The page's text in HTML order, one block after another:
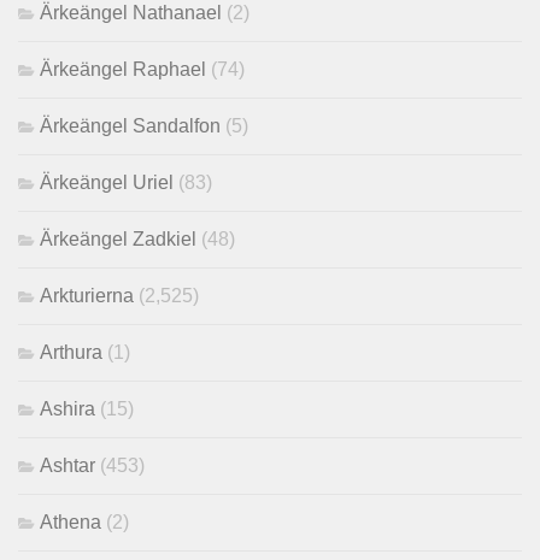
Ärkeängel Nathanael (2)
Ärkeängel Raphael (74)
Ärkeängel Sandalfon (5)
Ärkeängel Uriel (83)
Ärkeängel Zadkiel (48)
Arkturierna (2,525)
Arthura (1)
Ashira (15)
Ashtar (453)
Athena (2)